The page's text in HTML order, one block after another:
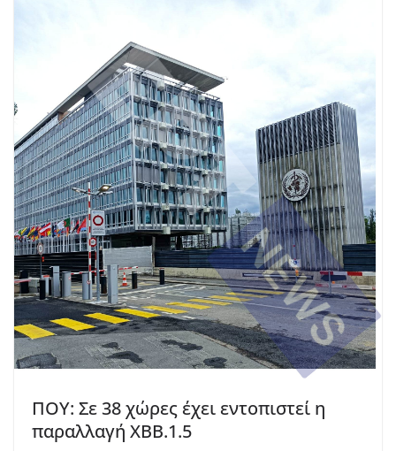
ΠΟΥ: Σε 38 χώρες έχει εντοπιστεί η
παραλλαγή XBB.1.5